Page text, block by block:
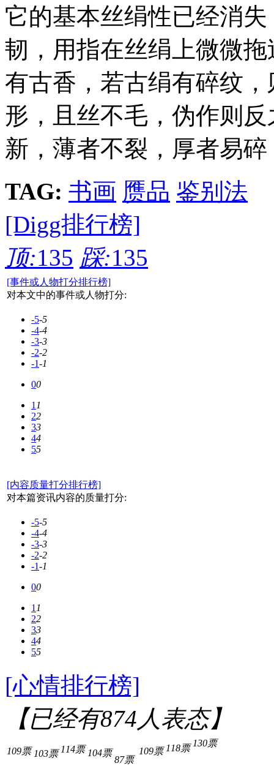
它的基本丝绢性已经消
韧，用指在丝绢上微微
有古香，若古绢有碎纹
形，且丝不毛，伪作则
新，薄者不裂，厚者易
TAG: 书画 赝品 鉴别法
[Digg排行榜]
顶:135 踩:135
[事件或人物打分排行榜]
对本文中的事件或人物打分:
-5-5
-4-4
-3-3
-2-2
-1-1
00
11
22
33
44
55
[内容质量打分排行榜]
对本篇资讯内容的质量打分:
-5-5
-4-4
-3-3
-2-2
-1-1
00
11
22
33
44
55
[心情排行榜]
【已经有874人表态】
109票 103票 114票 104票
87票
109票 118票 130票